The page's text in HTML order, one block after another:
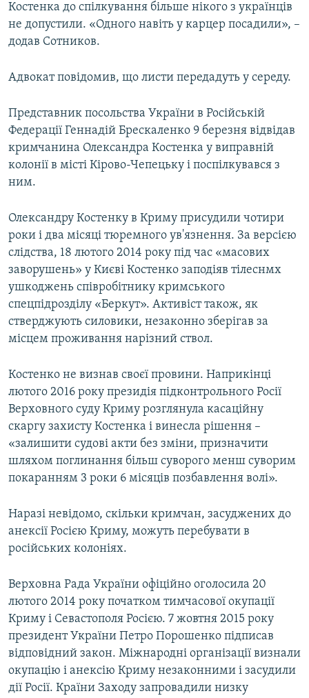
Костенка до спілкування більше нікого з українців
не допустили. «Одного навіть у карцер посадили», –
додав Сотников.
Адвокат повідомив, що листи передадуть у середу.
Представник посольства України в Російській
Федерації Геннадій Брескаленко 9 березня відвідав
кримчанина Олександра Костенка у виправній
колонії в місті Кірово-Чепецьку і поспілкувався з
ним.
Олександру Костенку в Криму присудили чотири
роки і два місяці тюремного ув'язнення. За версією
слідства, 18 лютого 2014 року під час «масових
заворушень» у Києві Костенко заподіяв тілеснмх
ушкоджень співробітнику кримського
спецпідрозділу «Беркут». Активіст також, як
стверджують силовики, незаконно зберігав за
місцем проживання нарізний ствол.
Костенко не визнав своєї провини. Наприкінці
лютого 2016 року президія підконтрольного Росії
Верховного суду Криму розглянула касаційну
скаргу захисту Костенка і винесла рішення –
«залишити судові акти без зміни, призначити
шляхом поглинання більш суворого менш суворим
покаранням 3 роки 6 місяців позбавлення волі».
Наразі невідомо, скільки кримчан, засуджених до
анексії Росією Криму, можуть перебувати в
російських колоніях.
Верховна Рада України офіційно оголосила 20
лютого 2014 року початком тимчасової окупації
Криму і Севастополя Росією. 7 жовтня 2015 року
президент України Петро Порошенко підписав
відповідний закон. Міжнародні організації визнали
окупацію і анексію Криму незаконними і засудили
дії Росії. Країни Заходу запровадили низку